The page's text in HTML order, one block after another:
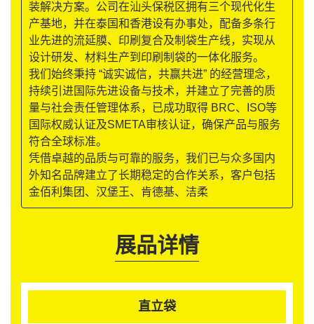
装解决方案。公司在汕头保税区拥有三个现代化生
产基地，并在泰国和香港设有办事处，配备多条行
业先进的流延膜、印刷复合及制袋生产线，实现从
设计研发、材料生产到印刷制袋的一体化服务。
我们始终秉持 “诚实诚信，共赢共进” 的经营理念，
持续引进国际先进设备与技术，并建立了完善的质
量与社会责任管理体系，已成功取得 BRC、ISO等
国际权威认证及SMETA审核认证，确保产品与服务
符合全球标准。
凭借卓越的品质与可靠的服务，我们已与众多国内
外知名品牌建立了长期稳定的合作关系，客户包括
金佰利集团、汉堡王、肯德基、洁柔
展品详情
直立袋